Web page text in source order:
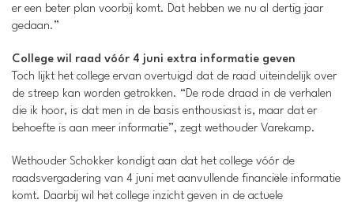
er een beter plan voorbij komt. Dat hebben we nu al dertig jaar
gedaan.”
College wil raad vóór 4 juni extra informatie geven
Toch lijkt het college ervan overtuigd dat de raad uiteindelijk over
de streep kan worden getrokken. “De rode draad in de verhalen
die ik hoor, is dat men in de basis enthousiast is, maar dat er
behoefte is aan meer informatie”, zegt wethouder Varekamp.
Wethouder Schokker kondigt aan dat het college vóór de
raadsvergadering van 4 juni met aanvullende financiële informatie
komt. Daarbij wil het college inzicht geven in de actuele